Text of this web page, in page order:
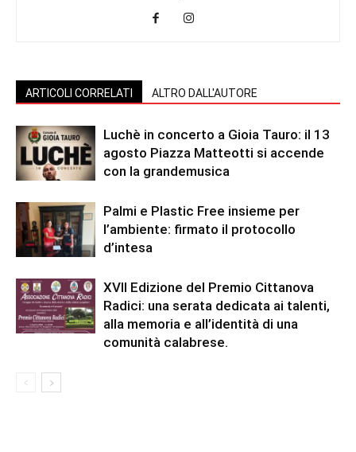
ARTICOLI CORRELATI ALTRO DALL'AUTORE
Luchè in concerto a Gioia Tauro: il 13
agosto Piazza Matteotti si accende
con la grandemusica
Palmi e Plastic Free insieme per
l’ambiente: firmato il protocollo
d’intesa
XVII Edizione del Premio Cittanova
Radici: una serata dedicata ai talenti,
alla memoria e all’identità di una
comunità calabrese.